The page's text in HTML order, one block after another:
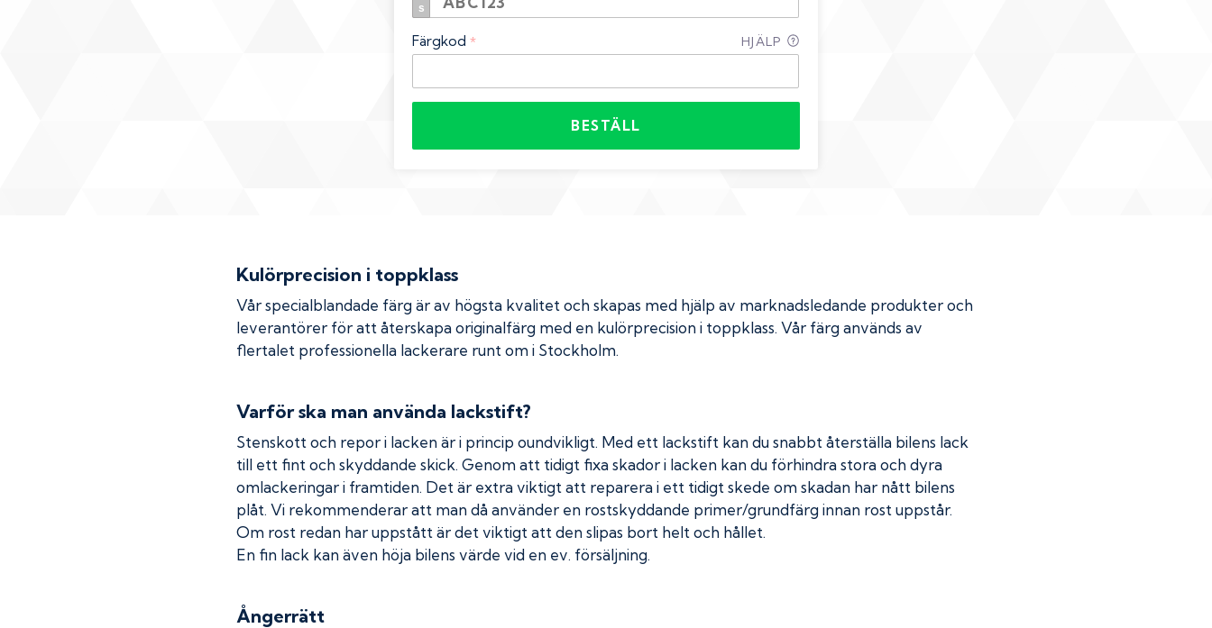
Färgkod * HJÄLP
BESTÄLL
Kulörprecision i toppklass
Vår specialblandade färg är av högsta kvalitet och skapas med hjälp av marknadsledande produkter och
leverantörer för att återskapa originalfärg med en kulörprecision i toppklass. Vår färg används av
flertalet professionella lackerare runt om i Stockholm.
Varför ska man använda lackstift?
Stenskott och repor i lacken är i princip oundvikligt. Med ett lackstift kan du snabbt återställa bilens lack
till ett fint och skyddande skick. Genom att tidigt fixa skador i lacken kan du förhindra stora och dyra
omlackeringar i framtiden. Det är extra viktigt att reparera i ett tidigt skede om skadan har nått bilens
plåt. Vi rekommenderar att man då använder en rostskyddande primer/grundfärg innan rost uppstår.
Om rost redan har uppstått är det viktigt att den slipas bort helt och hållet.
En fin lack kan även höja bilens värde vid en ev. försäljning.
Ångerrätt